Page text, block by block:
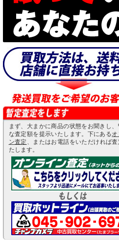
まず、大まかに商品の状態をお聞きし
な査定額を提示いたします。下にある
ン査定 、またはお電話をいただければ
たします。